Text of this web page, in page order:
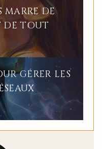
MARRE DE
DE TOUT
GÉRER LES